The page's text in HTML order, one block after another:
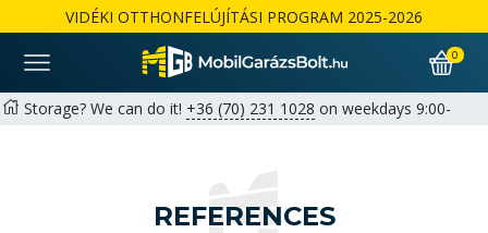
VIDÉKI OTTHONFELÚJÍTÁSI PROGRAM 2025-2026
0
Storage? We can do it! +36 (70) 231 1028 on weekdays 9:00-
Warranty: 2+1 years available for private customers | 1+1 years
REFERENCES